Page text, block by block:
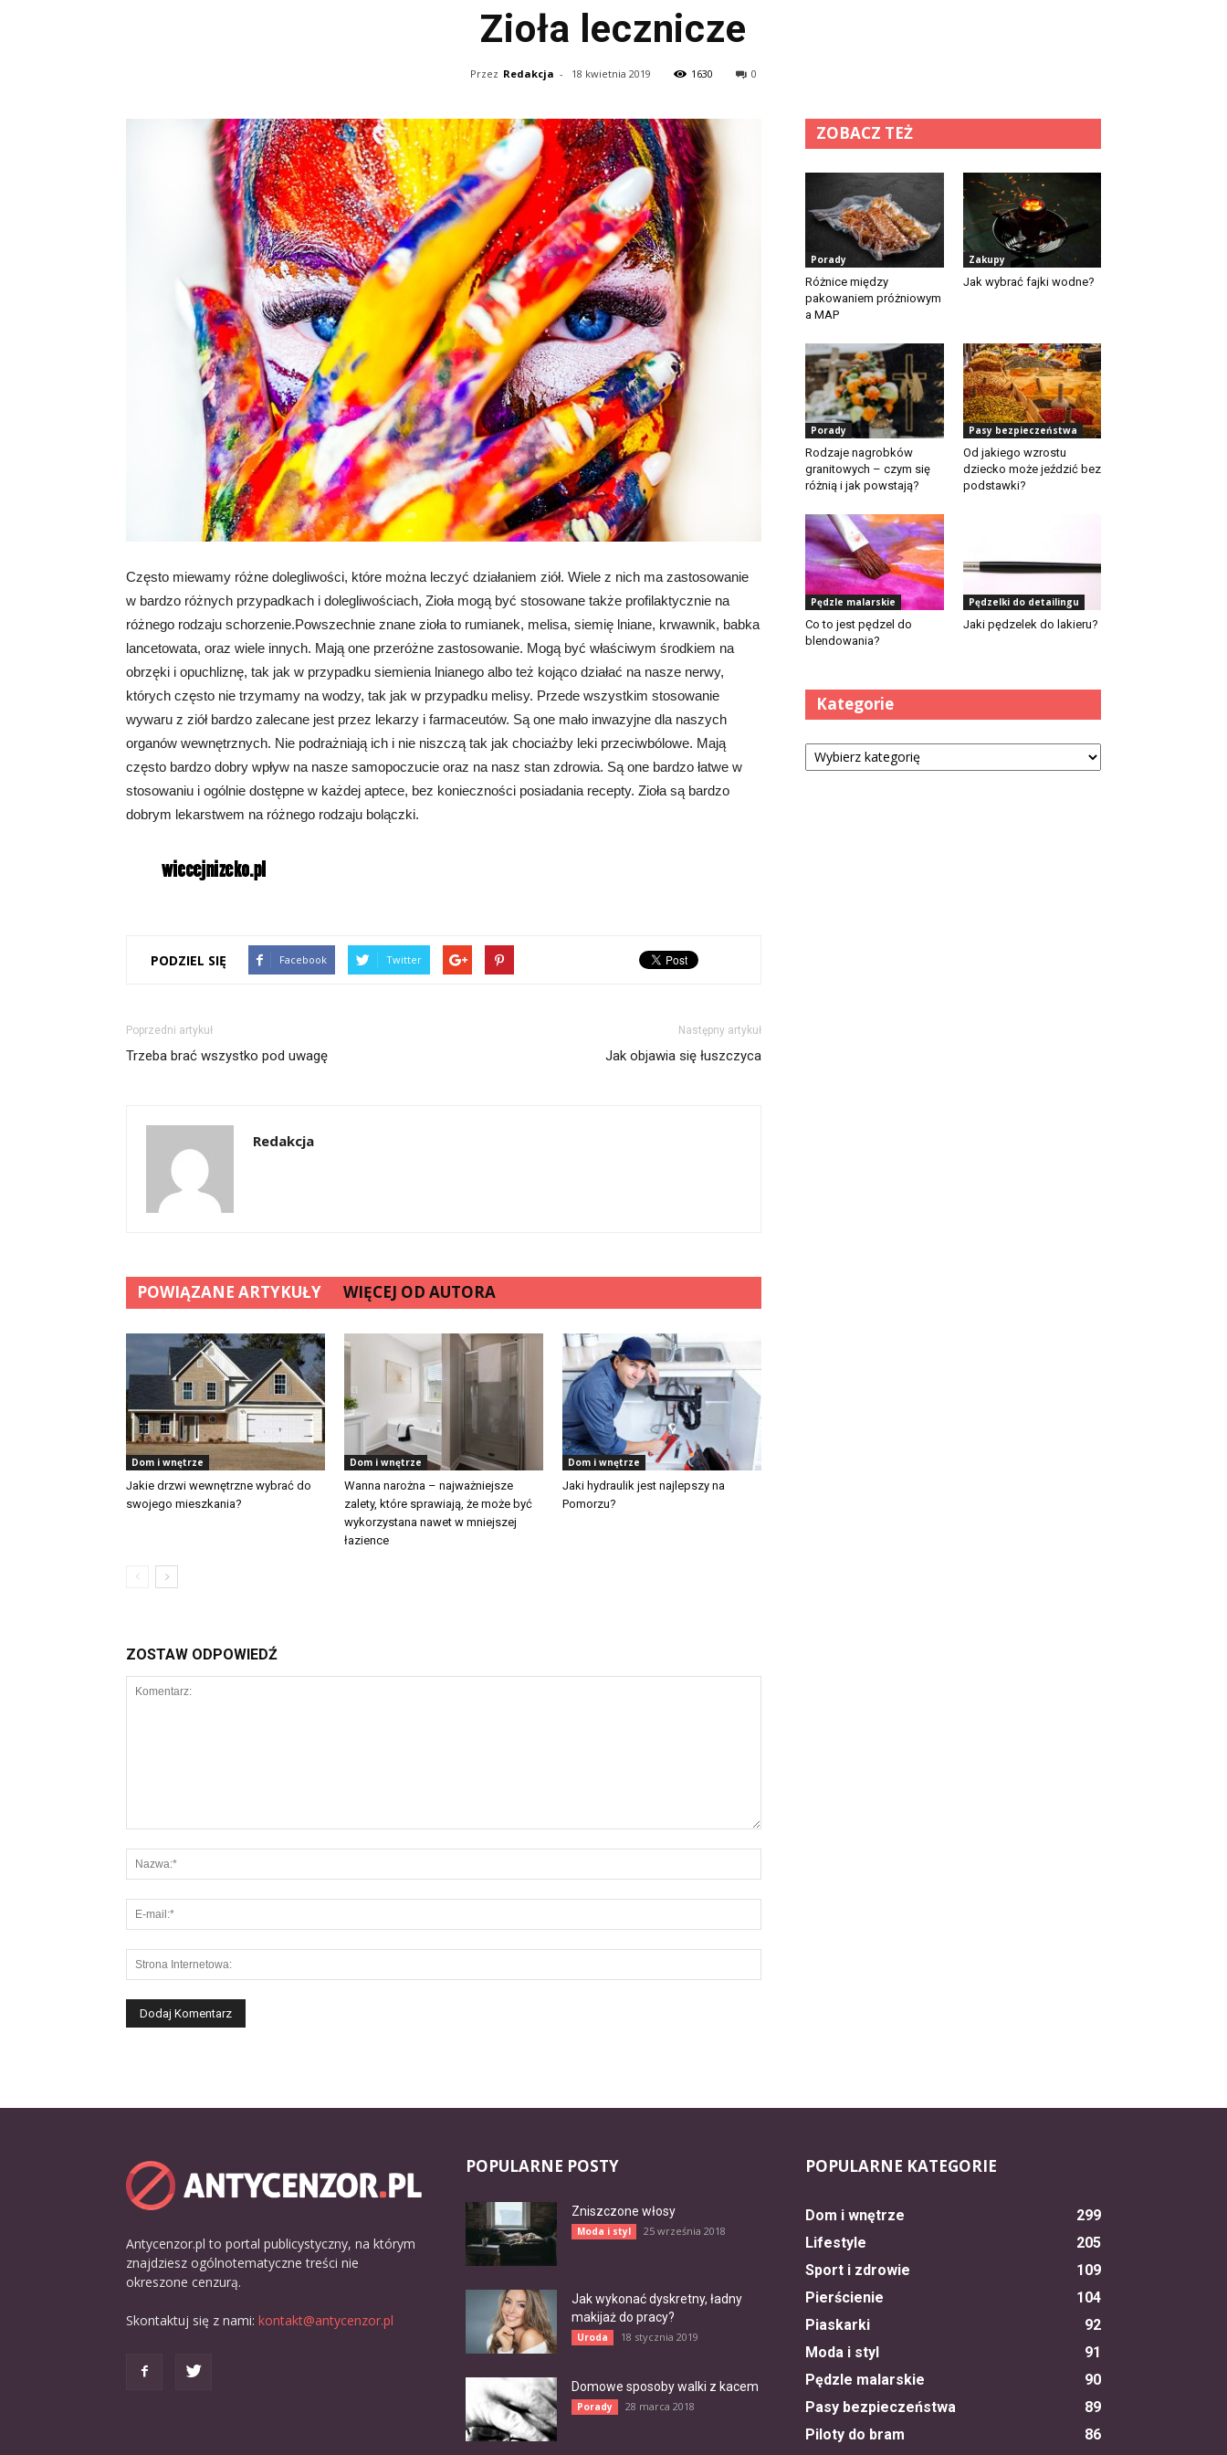
Zioła lecznicze
Przez Redakcja - 18 kwietnia 2019 1630 0
Często miewamy różne dolegliwości, które można leczyć działaniem ziół. Wiele z nich ma zastosowanie
w bardzo różnych przypadkach i dolegliwościach, Zioła mogą być stosowane także profilaktycznie na
różnego rodzaju schorzenie.Powszechnie znane zioła to rumianek, melisa, siemię lniane, krwawnik, babka
lancetowata, oraz wiele innych. Mają one przeróżne zastosowanie. Mogą być właściwym środkiem na
obrzęki i opuchliznę, tak jak w przypadku siemienia lnianego albo też kojąco działać na nasze nerwy,
których często nie trzymamy na wodzy, tak jak w przypadku melisy. Przede wszystkim stosowanie
wywaru z ziół bardzo zalecane jest przez lekarzy i farmaceutów. Są one mało inwazyjne dla naszych
organów wewnętrznych. Nie podrażniają ich i nie niszczą tak jak chociażby leki przeciwbólowe. Mają
często bardzo dobry wpływ na nasze samopoczucie oraz na nasz stan zdrowia. Są one bardzo łatwe w
stosowaniu i ogólnie dostępne w każdej aptece, bez konieczności posiadania recepty. Zioła są bardzo
dobrym lekarstwem na różnego rodzaju bolączki.
PODZIEL SIĘ Facebook Twitter
Poprzedni artykuł
Trzeba brać wszystko pod uwagę
Następny artykuł
Jak objawia się łuszczyca
Redakcja
POWIĄZANE ARTYKUŁY WIĘCEJ OD AUTORA
Dom i wnętrze
Jakie drzwi wewnętrzne wybrać do
swojego mieszkania?
Dom i wnętrze
Wanna narożna – najważniejsze
zalety, które sprawiają, że może być
wykorzystana nawet w mniejszej
łazience
Dom i wnętrze
Jaki hydraulik jest najlepszy na
Pomorzu?
ZOSTAW ODPOWIEDŹ
ZOBACZ TEŻ
Porady
Różnice między
pakowaniem próżniowym
a MAP
Zakupy
Jak wybrać fajki wodne?
Porady
Rodzaje nagrobków
granitowych – czym się
różnią i jak powstają?
Pasy bezpieczeństwa
Od jakiego wzrostu
dziecko może jeździć bez
podstawki?
Pędzle malarskie
Co to jest pędzel do
blendowania?
Pędzelki do detailingu
Jaki pędzelek do lakieru?
Kategorie
Kategorie
Antycenzor.pl to portal publicystyczny, na którym
znajdziesz ogólnotematyczne treści nie
okreszone cenzurą.
Skontaktuj się z nami: kontakt@antycenzor.pl
POPULARNE POSTY
Zniszczone włosy
Moda i styl 25 września 2018
Jak wykonać dyskretny, ładny
makijaż do pracy?
Uroda 18 stycznia 2019
Domowe sposoby walki z kacem
Porady 28 marca 2018
POPULARNE KATEGORIE
Dom i wnętrze
299
Lifestyle
205
Sport i zdrowie
109
Pierścienie
104
Piaskarki
92
Moda i styl
91
Pędzle malarskie
90
Pasy bezpieczeństwa
89
Piloty do bram
86